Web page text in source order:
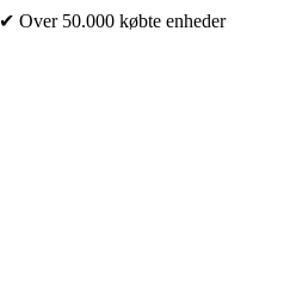
✔ Over 50.000 købte enheder